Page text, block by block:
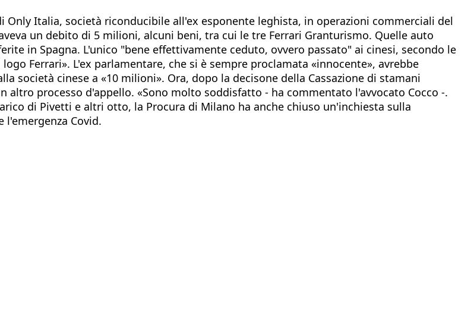
Italia, società riconducibile all'ex esponente leghista, in operazioni commerciali del
un debito di 5 milioni, alcuni beni, tra cui le tre Ferrari Granturismo. Quelle auto
in Spagna. L'unico "bene effettivamente ceduto, ovvero passato" ai cinesi, secondo le
Ferrari». L'ex parlamentare, che si è sempre proclamata «innocente», avrebbe
società cinese a «10 milioni». Ora, dopo la decisone della Cassazione di stamani
altro processo d'appello. «Sono molto soddisfatto - ha commentato l'avvocato Cocco -.
di Pivetti e altri otto, la Procura di Milano ha anche chiuso un'inchiesta sulla
Covid.